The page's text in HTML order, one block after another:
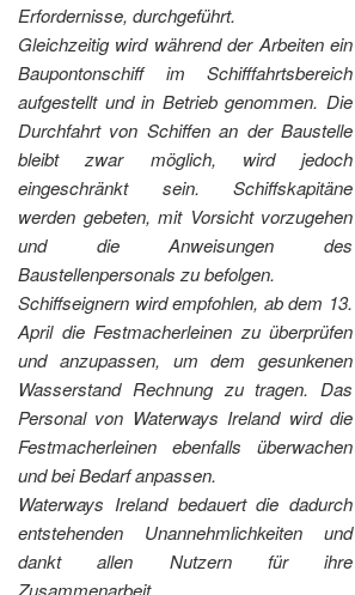
Erfordernisse, durchgeführt.
Gleichzeitig wird während der Arbeiten ein
Baupontonschiff im Schifffahrtsbereich
aufgestellt und in Betrieb genommen. Die
Durchfahrt von Schiffen an der Baustelle
bleibt zwar möglich, wird jedoch
eingeschränkt sein. Schiffskapitäne
werden gebeten, mit Vorsicht vorzugehen
und die Anweisungen des
Baustellenpersonals zu befolgen.
Schiffseignern wird empfohlen, ab dem 13.
April die Festmacherleinen zu überprüfen
und anzupassen, um dem gesunkenen
Wasserstand Rechnung zu tragen. Das
Personal von Waterways Ireland wird die
Festmacherleinen ebenfalls überwachen
und bei Bedarf anpassen.
Waterways Ireland bedauert die dadurch
entstehenden Unannehmlichkeiten und
dankt allen Nutzern für ihre
Zusammenarbeit.